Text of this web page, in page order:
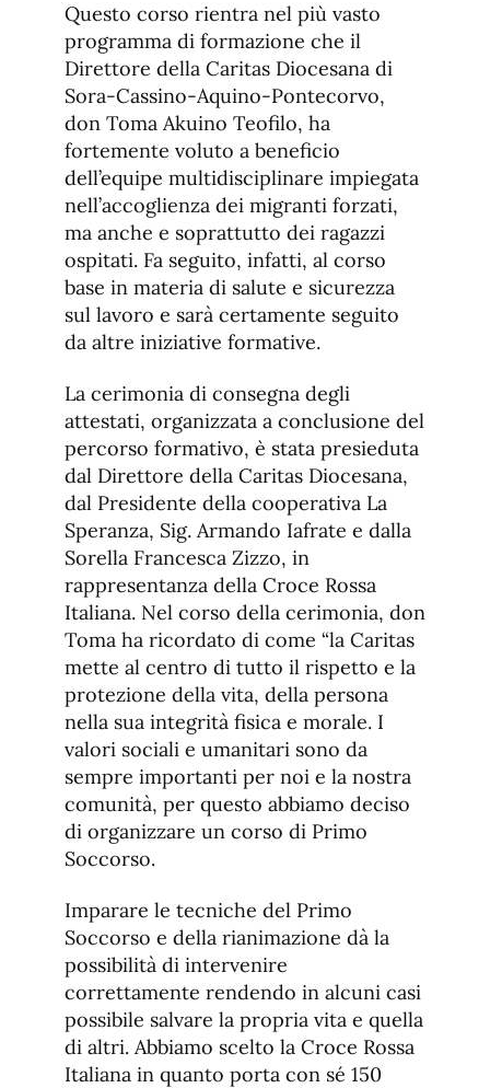
Questo corso rientra nel più vasto
programma di formazione che il
Direttore della Caritas Diocesana di
Sora-Cassino-Aquino-Pontecorvo,
don Toma Akuino Teofilo, ha
fortemente voluto a beneficio
dell’equipe multidisciplinare impiegata
nell’accoglienza dei migranti forzati,
ma anche e soprattutto dei ragazzi
ospitati. Fa seguito, infatti, al corso
base in materia di salute e sicurezza
sul lavoro e sarà certamente seguito
da altre iniziative formative.
La cerimonia di consegna degli
attestati, organizzata a conclusione del
percorso formativo, è stata presieduta
dal Direttore della Caritas Diocesana,
dal Presidente della cooperativa La
Speranza, Sig. Armando Iafrate e dalla
Sorella Francesca Zizzo, in
rappresentanza della Croce Rossa
Italiana. Nel corso della cerimonia, don
Toma ha ricordato di come “la Caritas
mette al centro di tutto il rispetto e la
protezione della vita, della persona
nella sua integrità fisica e morale. I
valori sociali e umanitari sono da
sempre importanti per noi e la nostra
comunità, per questo abbiamo deciso
di organizzare un corso di Primo
Soccorso.
Imparare le tecniche del Primo
Soccorso e della rianimazione dà la
possibilità di intervenire
correttamente rendendo in alcuni casi
possibile salvare la propria vita e quella
di altri. Abbiamo scelto la Croce Rossa
Italiana in quanto porta con sé 150